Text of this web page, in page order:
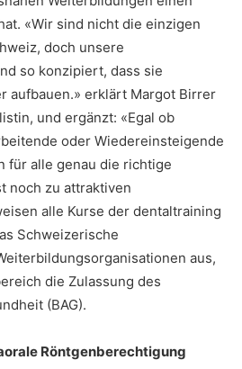
«Wir sind nicht die einzigen
doch unsere
so konzipiert, dass sie
aufbauen.» erklärt Margot Birrer
und ergänzt: «Egal ob
oder Wiedereinsteigende
für alle genau die richtige
noch zu attraktiven
alle Kurse der dentaltraining
Schweizerische
aus,
die Zulassung des
(BAG).
Röntgenberechtigung